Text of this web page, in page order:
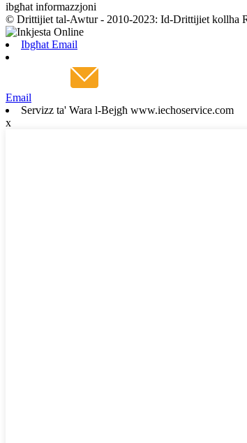
ibgħat informazzjoni
© Drittijiet tal-Awtur - 2010-2023: Id-Drittijiet kollha
Ibgħat Email
Email
Servizz ta' Wara l-Bejgħ www.iechoservice.com
x